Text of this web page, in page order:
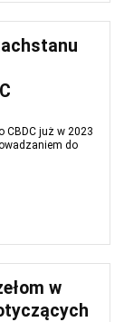
CBDC już w 2023
do
w